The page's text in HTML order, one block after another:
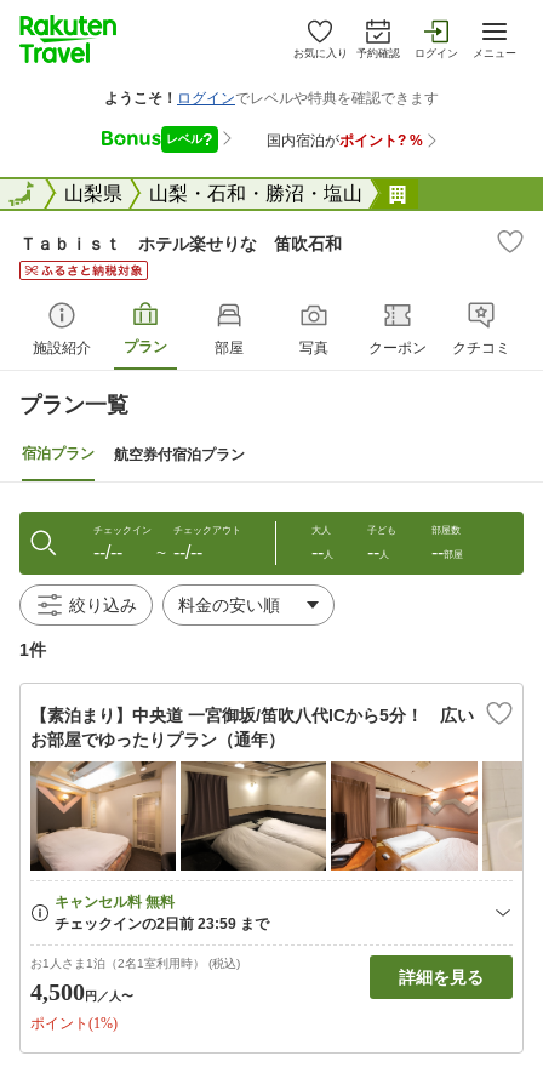
お気に入り 予約確認 ログイン メニュー
全国山梨県 山梨・石和・勝沼・塩山
全国
Ｔａｂｉｓｔ ホテル楽せりな 笛吹石和
施設紹介 プラン 部屋 写真 クーポン クチコミ
プラン一覧
宿泊プラン 航空券付宿泊プラン
チェックイン
--/-- 〜
チェックアウト
--/--
大人
--人
子ども
--人
部屋数
--部屋
絞り込み
1件
【素泊まり】中央道 一宮御坂/笛吹八代ICから5分！ 広い
お部屋でゆったりプラン（通年）
お1人さま1泊（2名1室利用時） (税込)
4,500円 ／人〜
ポイント(1%)
詳細を見る